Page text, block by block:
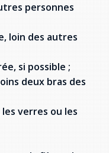
personnes
loin des autres
si possible ;
deux bras des
verres ou les